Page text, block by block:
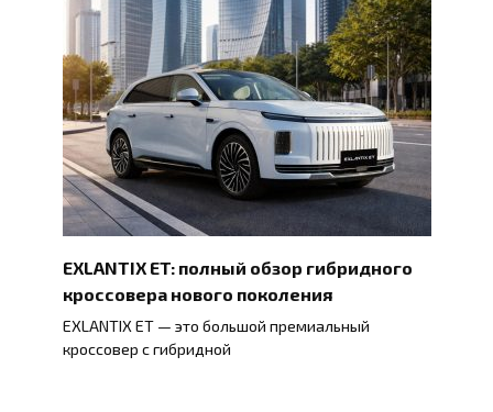
EXLANTIX ET: полный обзор гибридного
кроссовера нового поколения
EXLANTIX ET — это большой премиальный
кроссовер с гибридной